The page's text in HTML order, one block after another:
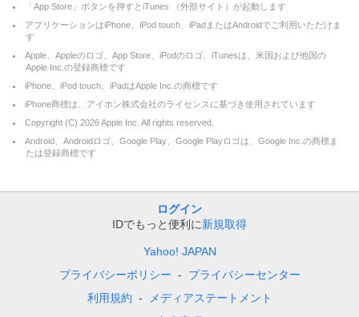
「App Store」ボタンを押すとiTunes （外部サイト）が起動します
アプリケーションはiPhone、iPod touch、iPadまたはAndroidでご利用いただけま
す
Apple、Appleのロゴ、App Store、iPodのロゴ、iTunesは、米国および他国の
Apple Inc.の登録商標です
iPhone、iPod touch、iPadはApple Inc.の商標です
iPhone商標は、アイホン株式会社のライセンスに基づき使用されています
Copyright (C) 2026Apple Inc. All rights reserved.
Android、Androidロゴ、Google Play、Google Playロゴは、Google Inc.の商標ま
たは登録商標です
ログイン
IDでもっと便利に新規取得
Yahoo! JAPAN
プライバシーポリシー
プライバシーセンター
利用規約
メディアステートメント